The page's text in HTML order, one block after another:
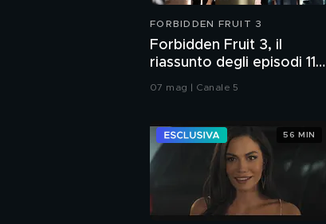
FORBIDDEN FRUIT 3
Forbidden Fruit 3, il
riassunto degli episodi 111-
07 mag | Canale 5
56 MIN